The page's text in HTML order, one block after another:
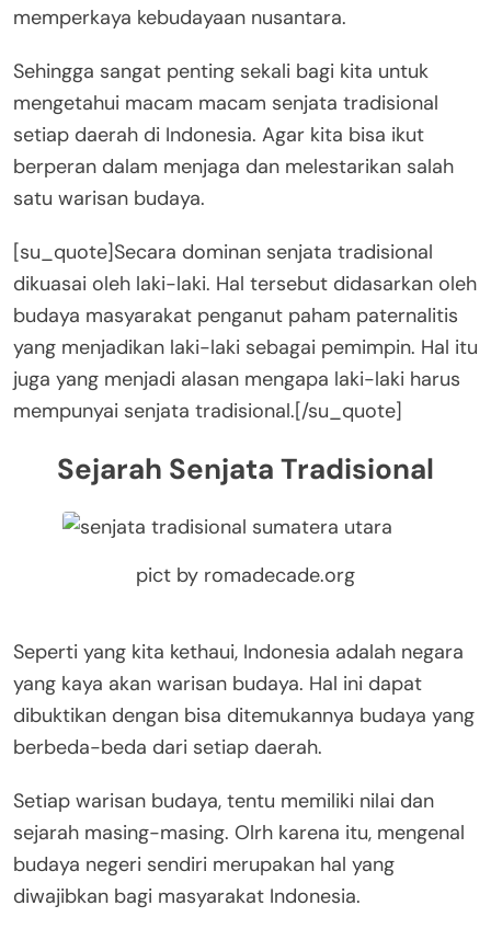
memperkaya kebudayaan nusantara.
Sehingga sangat penting sekali bagi kita untuk
mengetahui macam macam senjata tradisional
setiap daerah di Indonesia. Agar kita bisa ikut
berperan dalam menjaga dan melestarikan salah
satu warisan budaya.
[su_quote]Secara dominan senjata tradisional
dikuasai oleh laki-laki. Hal tersebut didasarkan oleh
budaya masyarakat penganut paham paternalitis
yang menjadikan laki-laki sebagai pemimpin. Hal itu
juga yang menjadi alasan mengapa laki-laki harus
mempunyai senjata tradisional.[/su_quote]
Sejarah Senjata Tradisional
pict by romadecade.org
Seperti yang kita kethaui, Indonesia adalah negara
yang kaya akan warisan budaya. Hal ini dapat
dibuktikan dengan bisa ditemukannya budaya yang
berbeda-beda dari setiap daerah.
Setiap warisan budaya, tentu memiliki nilai dan
sejarah masing-masing. Olrh karena itu, mengenal
budaya negeri sendiri merupakan hal yang
diwajibkan bagi masyarakat Indonesia.